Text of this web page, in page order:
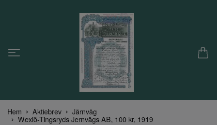
Hem Aktiebrev Järnväg
Wexiö-Tingsryds Jernvägs AB, 100 kr, 1919